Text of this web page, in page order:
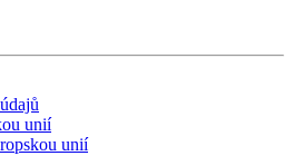
unií
unií